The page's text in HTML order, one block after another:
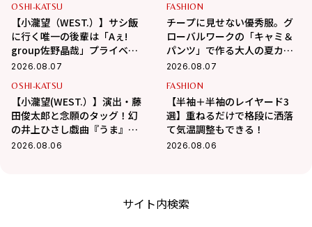
OSHI-KATSU
【小瀧望（WEST.）】サシ飯
に行く唯一の後輩は「Aぇ!
group佐野晶哉」プライベー
トな交友録を告白
2026.08.07
FASHION
チープに見せない優秀服。グ
ローバルワークの「キャミ＆
パンツ」で作る大人の夏カジ
ュアル
2026.08.07
OSHI-KATSU
【小瀧望(WEST.）】演出・藤
田俊太郎と念願のタッグ！幻
の井上ひさし戯曲『うま』で
演じる“爽快な悪人”の魅力と
2026.08.06
FASHION
【半袖＋半袖のレイヤード3
選】重ねるだけで格段に洒落
て気温調整もできる！
2026.08.06
サイト内検索